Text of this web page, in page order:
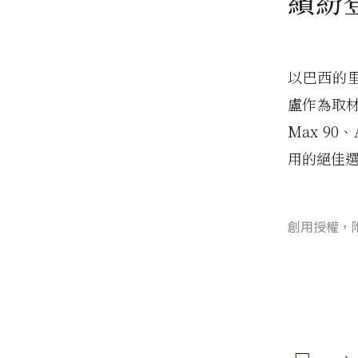
以巴西的
盧作為取
Max 90
用的絕佳
創用授權，